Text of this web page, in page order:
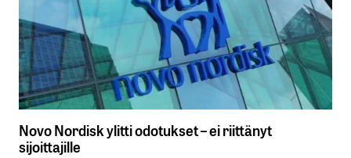
Novo Nordisk ylitti odotukset – ei riittänyt
sijoittajille